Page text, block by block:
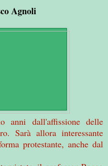
Agnoli
anni dall'affissione delle
Sarà allora interessante
protestante, anche dal